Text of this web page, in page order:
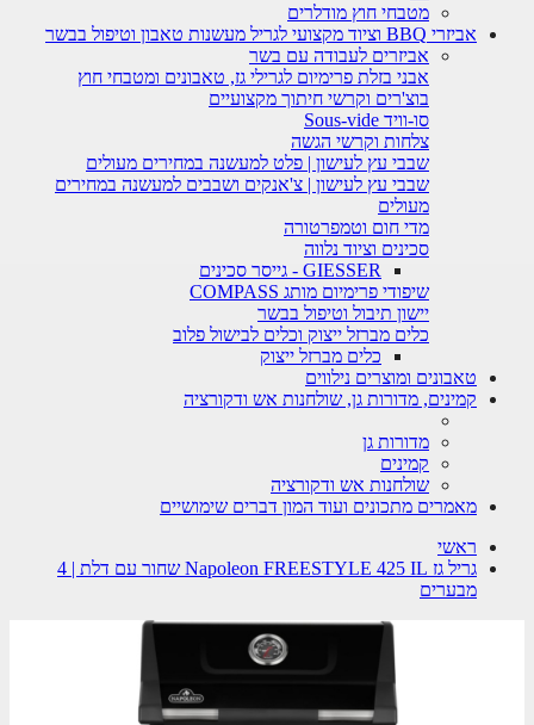
מטבחי חוץ מודלרים
אביזרי BBQ וציוד מקצועי לגריל מעשנות טאבון וטיפול בבשר
אביזרים לעבודה עם בשר
אבני בזלת פרימיום לגרילי גז, טאבונים ומטבחי חוץ
בוצ'רים וקרשי חיתוך מקצועיים
סו-וויד Sous-vide
צלחות וקרשי הגשה
שבבי עץ לעישון | פלט למעשנה במחירים מעולים
שבבי עץ לעישון | צ'אנקים ושבבים למעשנה במחירים
מעולים
מדי חום וטמפרטורה
סכינים וציוד נלווה
GIESSER - גייסר סכינים
שיפודי פרימיום מותג COMPASS
יישון תיבול וטיפול בבשר
כלים מברזל ייצוק וכלים לבישול פלוב
כלים מברזל ייצוק
טאבונים ומוצרים נילווים
קמינים, מדורות גן, שולחנות אש ודקורציה
מדורות גן
קמינים
שולחנות אש ודקורציה
מאמרים מתכונים ועוד המון דברים שימושיים
ראשי
גריל גז Napoleon FREESTYLE 425 IL שחור עם דלת | 4
מבערים